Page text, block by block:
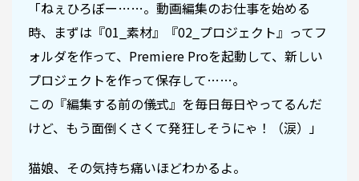
「ねぇひろぼー……。動画編集のお仕事を始める
時、まずは『01_素材』『02_プロジェクト』ってフ
ォルダを作って、Premiere Proを起動して、新しい
プロジェクトを作って保存して……。
この『編集する前の儀式』を毎日毎日やってるんだ
けど、もう面倒くさくて発狂しそうにゃ！（涙）」
猫娘、その気持ち痛いほどわかるよ。